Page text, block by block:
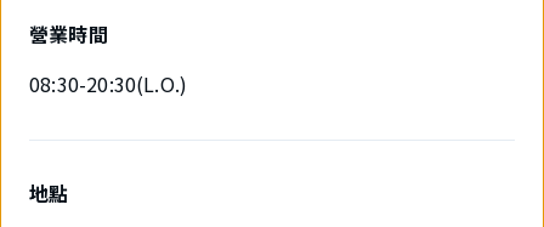
件。
營業時間
08:30-20:30(L.O.)
地點